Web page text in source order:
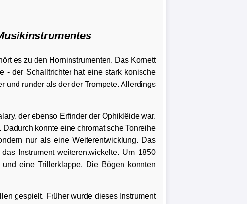
es zu den Horninstrumenten. Das Kornett
- der Schalltrichter hat eine stark konische
und runder als der der Trompete. Allerdings
der ebenso Erfinder der Ophiklëide war.
konnte eine chromatische Tonreihe
nur als eine Weiterentwicklung. Das
Instrument weiterentwickelte. Um 1850
eine Trillerklappe. Die Bögen konnten
gespielt. Früher wurde dieses Instrument